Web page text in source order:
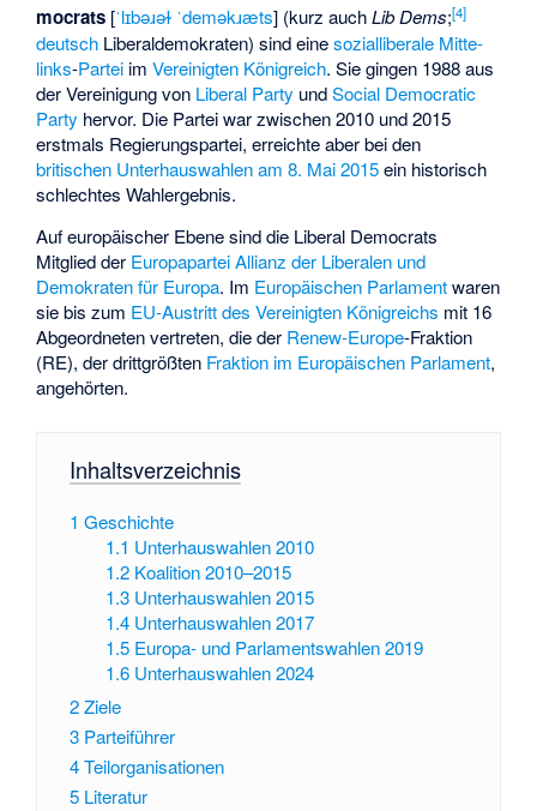
mocrats [ˈlɪbəɹəɫ ˈdeməkɹæts] (kurz auchLib Dems;[4]
deutsch Liberaldemokraten) sind einesozialliberale Mitte-
links-Partei imVereinigten Königreich. Sie gingen 1988 aus
der Vereinigung von Liberal Party undSocial Democratic
Party hervor. Die Partei war zwischen 2010 und 2015
erstmals Regierungspartei, erreichte aber bei den
britischen Unterhauswahlen am 8. Mai 2015ein historisch
schlechtes Wahlergebnis.
Auf europäischer Ebene sind die Liberal Democrats
Mitglied der Europapartei Allianz der Liberalen und
Demokraten für Europa. Im Europäischen Parlamentwaren
sie bis zum EU-Austritt des Vereinigten Königreichs mit 16
Abgeordneten vertreten, die der Renew-Europe-Fraktion
(RE), der drittgrößten Fraktion im Europäischen Parlament,
angehörten.
Inhaltsverzeichnis
1 Geschichte
1.1 Unterhauswahlen 2010
1.2 Koalition 2010–2015
1.3 Unterhauswahlen 2015
1.4 Unterhauswahlen 2017
1.5 Europa- und Parlamentswahlen 2019
1.6 Unterhauswahlen 2024
2Ziele
3 Parteiführer
4Teilorganisationen
5 Literatur